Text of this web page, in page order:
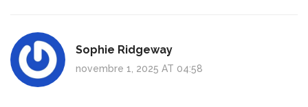
Sophie Ridgeway
novembre 1, 2025 AT 04:58